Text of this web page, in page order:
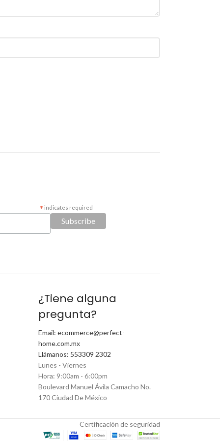
* indicates required
¿Tiene alguna
pregunta?
Email: ecommerce@perfect-
home.com.mx
Llámanos: 553309 2302
Lunes - Viernes
Hora: 9:00am - 6:00pm
Boulevard Manuel Ávila Camacho No.
170 Ciudad De México
Certificación de seguridad